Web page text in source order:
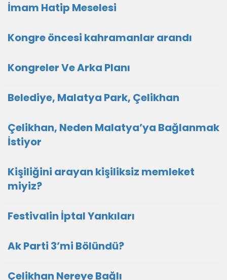
İmam Hatip Meselesi
Kongre öncesi kahramanlar arandı
Kongreler Ve Arka Planı
Belediye, Malatya Park, Çelikhan
Çelikhan, Neden Malatya’ya Bağlanmak
İstiyor
Kişiliğini arayan kişiliksiz memleket
miyiz?
Festivalin İptal Yankıları
Ak Parti 3’mi Bölündü?
Çelikhan Nereye Bağlı